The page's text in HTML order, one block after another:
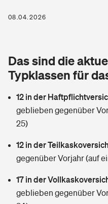
Zur Übersicht
Tools
Wer versichert was: Jetzt
Sie haben Fragen?
Glasversicherung
Mietkautionsversicherung
Restkreditversicherung
Kinderunfall­ver­si­che­rung
Kinderinvalidität
Hundehalter-Haftpflicht
Private Krankenversicherung
Dread-Disease-Versicherung
Tierkrankenversicherung
Zur Übersicht
Tools
Wer versichert was: Jetzt
08.04.2026
Das sind die
Typklassen für
12 in der
geblieben gegenüber
25)
12 in der
gegenüber Vorjahr (auf
17 in der
geblieben gegenüber